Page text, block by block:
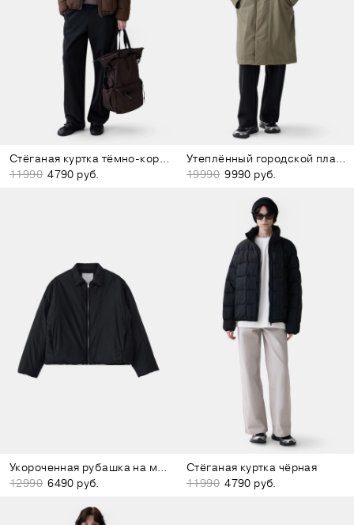
Стёганая куртка тёмно-коричневая
11990 4790 руб.
Утеплённый городской плащ оливковый
19990 9990 руб.
Укороченная рубашка на молнии чёрная
12990 6490 руб.
Стёганая куртка чёрная
11990 4790 руб.